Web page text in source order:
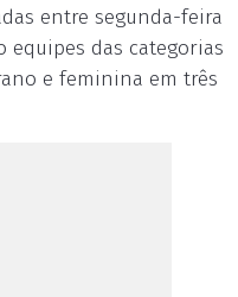
entre segunda-feira
equipes das categorias
e feminina em três